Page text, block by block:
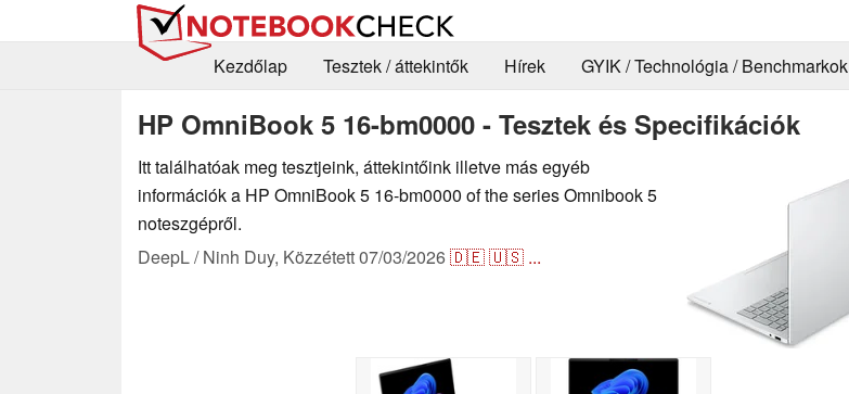
Kezdőlap
Tesztek / áttekintők Hírek GYIK / Technológia / Benchmarkok
HP OmniBook 5 16-bm0000 - Tesztek és Specifikációk
Itt találhatóak meg tesztjeink, áttekintőink illetve más egyéb
információk a HP OmniBook 5 16-bm0000 of the series Omnibook 5
noteszgépről.
DeepL / Ninh Duy, Közzétett07/03/2026🇩🇪🇺🇸 ...